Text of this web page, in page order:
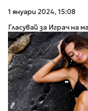
1 януари 2024, 15:08
Гласувай за Играч на